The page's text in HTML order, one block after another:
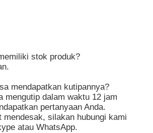
stok produk?
mendapatkan kutipannya?
mengutip dalam waktu 12 jam
pertanyaan Anda.
mendesak, silakan hubungi kami
atau WhatsApp.